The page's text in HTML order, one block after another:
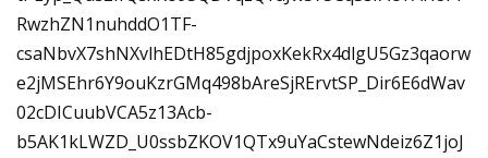
RwzhZN1nuhddO1TF-
csaNbvX7shNXvlhEDtH85gdjpoxKekRx4dlgU5Gz3qaorw
e2jMSEhr6Y9ouKzrGMq498bAreSjRErvtSP_Dir6E6dWav
02cDICuubVCA5z13Acb-
b5AK1kLWZD_U0ssbZKOV1QTx9uYaCstewNdeiz6Z1joJ